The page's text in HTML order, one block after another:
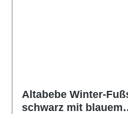
Altabebe Winter-
schwarz mit blauem